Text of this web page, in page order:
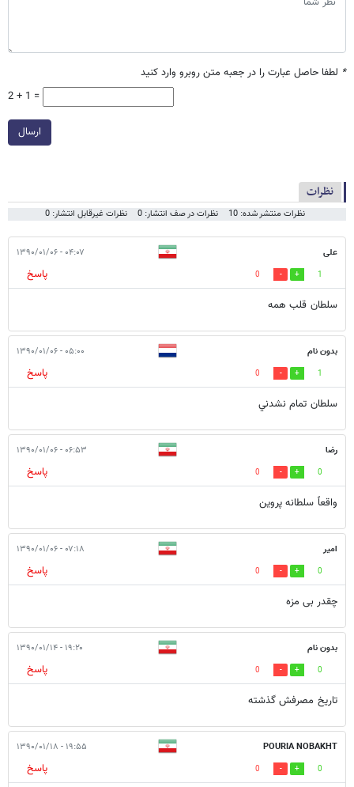
* لطفا حاصل عبارت را در جعبه متن روبرو وارد کنید
2 + 1 =
ارسال
نظرات
نظرات منتشر شده: 10 نظرات در صف انتشار: 0 نظرات غیرقابل انتشار: 0
علی ۰۴:۰۷ - ۱۳۹۰/۰۱/۰۶
1
0
پاسخ
سلطان قلب همه
بدون نام ۰۵:۰۰ - ۱۳۹۰/۰۱/۰۶
1
0
پاسخ
سلطان تمام نشدني
رضا ۰۶:۵۳ - ۱۳۹۰/۰۱/۰۶
0
0
پاسخ
واقعاً سلطانه پروین
امیر ۰۷:۱۸ - ۱۳۹۰/۰۱/۰۶
0
0
پاسخ
چقدر بی مزه
بدون نام ۱۹:۲۰ - ۱۳۹۰/۰۱/۱۴
0
0
پاسخ
تاریخ مصرفش گذشته
POURIA NOBAKHT ۱۹:۵۵ - ۱۳۹۰/۰۱/۱۸
0
0 پاسخ